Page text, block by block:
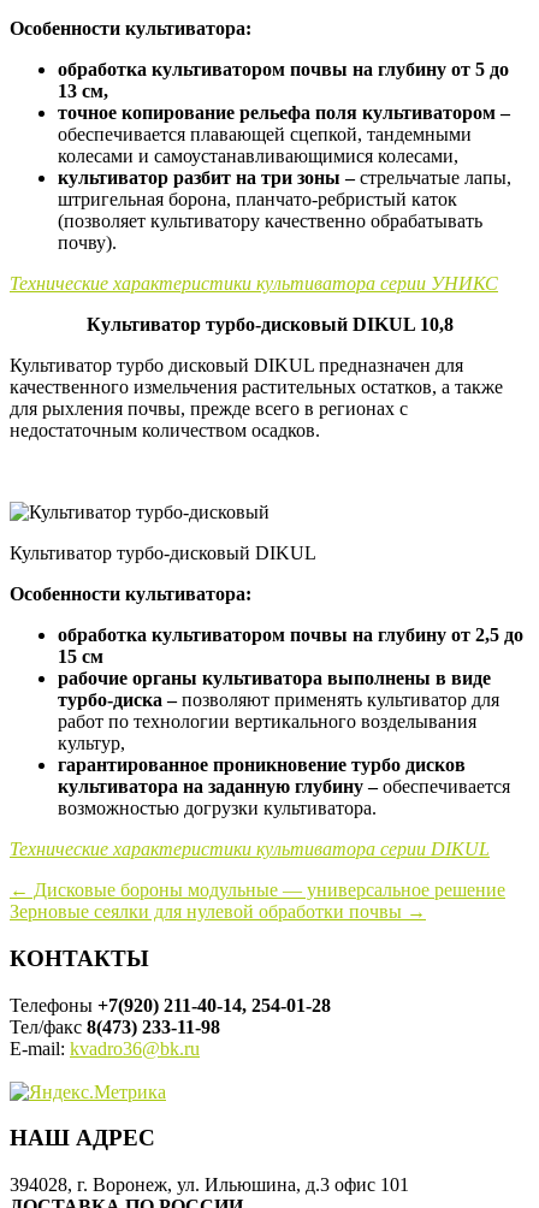
Особенности культиватора:
обработка культиватором почвы на глубину от 5 до
13 см,
точное копирование рельефа поля культиватором –
обеспечивается плавающей сцепкой, тандемными
колесами и самоустанавливающимися колесами,
культиватор разбит на три зоны –стрельчатые лапы,
штригельная борона, планчато-ребристый каток
(позволяет культиватору качественно обрабатывать
почву).
Технические характеристики культиватора серии УНИКС
Культиватор турбо-дисковый DIKUL 10,8
Культиватор турбо дисковый DIKUL предназначен для
качественного измельчения растительных остатков, а также
для рыхления почвы, прежде всего в регионах с
недостаточным количеством осадков.
Культиватор турбо-дисковый DIKUL
Особенности культиватора:
обработка культиватором почвы на глубину от 2,5 до
15 см
рабочие органы культиватора выполнены в виде
турбо-диска –позволяют применять культиватор для
работ по технологии вертикального возделывания
культур,
гарантированное проникновение турбо дисков
культиватора на заданную глубину –обеспечивается
возможностью догрузки культиватора.
Технические характеристики культиватора серии DIKUL
Навигация
по
записи
← Дисковые бороны модульные — универсальное решение
Зерновые сеялки для нулевой обработки почвы →
КОНТАКТЫ
Телефоны +7(920) 211-40-14, 254-01-28
Тел/факс 8(473) 233-11-98
E-mail: kvadro36@bk.ru
НАШ АДРЕС
394028, г. Воронеж, ул. Ильюшина, д.3 офис 101